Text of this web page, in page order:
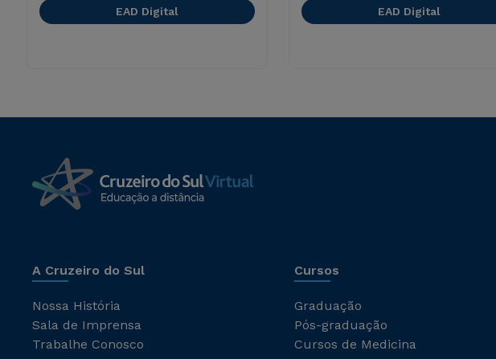
EAD Digital EAD Digital
A Cruzeiro do Sul
Nossa História
Sala de Imprensa
Trabalhe Conosco
Cursos
Graduação
Pós-graduação
Cursos de Medicina